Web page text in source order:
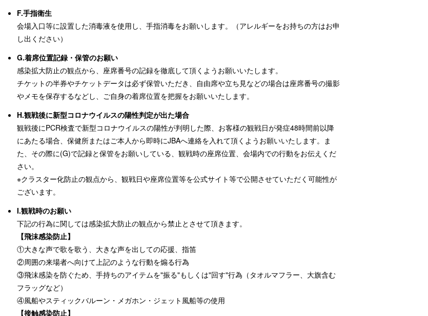
F.手指衛生
会場入口等に設置した消毒液を使用し、手指消毒をお願いします。（アレルギーをお持ちの方はお申
し出ください）
G.着席位置記録・保管のお願い
感染拡大防止の観点から、座席番号の記録を徹底して頂くようお願いいたします。
チケットの半券やチケットデータは必ず保管いただき、自由席や立ち見などの場合は座席番号の撮影
やメモを保存するなどし、ご自身の着席位置を把握をお願いいたします。
H.観戦後に新型コロナウイルスの陽性判定が出た場合
観戦後にPCR検査で新型コロナウイルスの陽性が判明した際、お客様の観戦日が発症48時間前以降
にあたる場合、保健所またはご本人から即時にJBAへ連絡を入れて頂くようお願いいたします。ま
た、その際に(G)で記録と保管をお願いしている、観戦時の座席位置、会場内での行動をお伝えくだ
さい。
※クラスター化防止の観点から、観戦日や座席位置等を公式サイト等で公開させていただく可能性が
ございます。
I.観戦時のお願い
下記の行為に関しては感染拡大防止の観点から禁止とさせて頂きます。
【飛沫感染防止】
①大きな声で歌を歌う、大きな声を出しての応援、指笛
②周囲の来場者へ向けて上記のような行動を煽る行為
③飛沫感染を防ぐため、手持ちのアイテムを"振る"もしくは"回す"行為（タオルマフラー、大旗含む
フラッグなど）
④風船やスティックバルーン・メガホン・ジェット風船等の使用
【接触感染防止】